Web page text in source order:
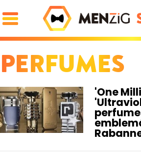
PORTADA
OCIO FAMA REDES
STYLE
ZAPATOS ZAPATILLAS ROPA
BARBA
RELOJES GAFAS
PERFUMES
'One